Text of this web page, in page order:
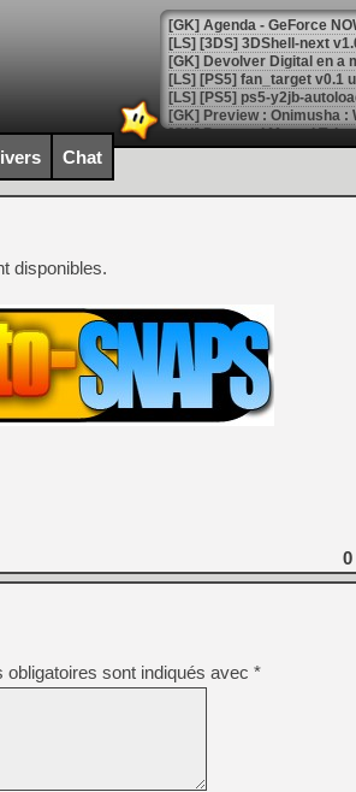
[GK] Devolver Digital en a
[LS] [PS5] ps5-y2jb-
[GK] Pourquoi Marvel
[GK] Test : Restory : Chill
[GK] GTA 6 : Rockstar
[GK] Hot Wheels Infinite
[GK] Mémoire cash -
[GK] Résultats Nintendo :
[GK] Déjà des
[Mo5] Brickboy cherche à
[GK] Minecraft et ses «
[GK] Beast of
[GK] Ubisoft : fin de partie
[GK] Mémoire cash -
[GK] Dan Houser (GTA)
[GK] Comment EA Sports
[GK] Crimson Moon : un
[GK] Isle of Reveries : le
[GK] Moonlighter 2 : The
[GK] Capcom relance
[Mo5] Deux inédits du
[GK] Le beat'em up The
[GK] Endless Legend 2 :
[LS] [PS5] Le WebKit
[GK] Oubliez Crazy Taxi,
Chat
disponibles.
0
obligatoires sont indiqués avec *